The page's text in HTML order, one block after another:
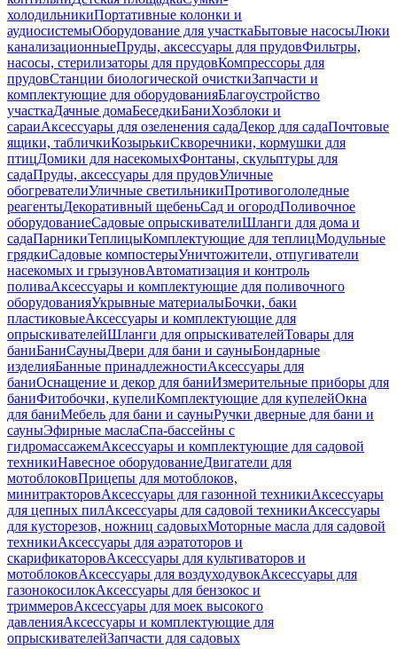
холодильникиПортативные колонки и
аудиосистемыОборудование для участкаБытовые насосыЛюки
канализационныеПруды, аксессуары для прудовФильтры,
насосы, стерилизаторы для прудовКомпрессоры для
прудовСтанции биологической очисткиЗапчасти и
комплектующие для оборудованияБлагоустройство
участкаДачные домаБеседкиБаниХозблоки и
сараиАксессуары для озеленения садаДекор для садаПочтовые
ящики, табличкиКозырькиСкворечники, кормушки для
птицДомики для насекомыхФонтаны, скульптуры для
садаПруды, аксессуары для прудовУличные
обогревателиУличные светильникиПротивогололедные
реагентыДекоративный щебеньСад и огородПоливочное
оборудованиеСадовые опрыскивателиШланги для дома и
садаПарникиТеплицыКомплектующие для теплицМодульные
грядкиСадовые компостерыУничтожители, отпугиватели
насекомых и грызуновАвтоматизация и контроль
поливаАксессуары и комплектующие для поливочного
оборудованияУкрывные материалыБочки, баки
пластиковыеАксессуары и комплектующие для
опрыскивателейШланги для опрыскивателейТовары для
баниБаниСауныДвери для бани и сауныБондарные
изделияБанные принадлежностиАксессуары для
баниОснащение и декор для баниИзмерительные приборы для
баниФитобочки, купелиКомплектующие для купелейОкна
для баниМебель для бани и сауныРучки дверные для бани и
сауныЭфирные маслаСпа-бассейны с
гидромассажемАксессуары и комплектующие для садовой
техникиНавесное оборудованиеДвигатели для
мотоблоковПрицепы для мотоблоков,
минитракторовАксессуары для газонной техникиАксессуары
для цепных пилАксессуары для садовой техникиАксессуары
для кусторезов, ножниц садовыхМоторные масла для садовой
техникиАксессуары для аэратоторов и
скарификаторовАксессуары для культиваторов и
мотоблоковАксессуары для воздуходувокАксессуары для
газонокосилокАксессуары для бензокос и
триммеровАксессуары для моек высокого
давленияАксессуары и комплектующие для
опрыскивателейЗапчасти для садовых